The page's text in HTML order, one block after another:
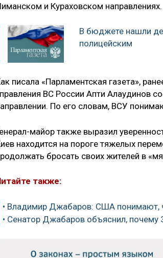
и Кураховском направлениях.
В бюджете нашли
полицейским
писала «Парламентская газета»,
ВС России Апти Алаудинов
По его словам, ВСУ
майор также выразил
находится на пороге тяжелых
бросать своих жителей в
также:
• Владимир Джабаров: США понимают,
• Сенатор Джабаров объяснил, почему